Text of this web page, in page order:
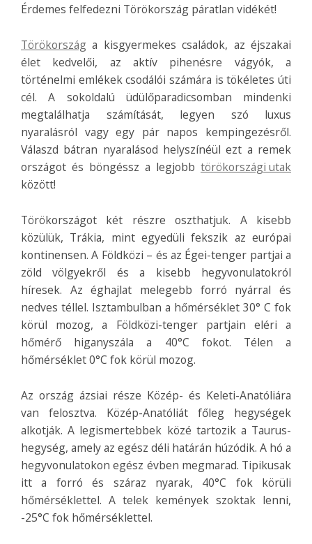
Érdemes felfedezni Törökország páratlan vidékét!
Törökország a kisgyermekes családok, az éjszakai
élet kedvelői, az aktív pihenésre vágyók, a
történelmi emlékek csodálói számára is tökéletes úti
cél. A sokoldalú üdülőparadicsomban mindenki
megtalálhatja számítását, legyen szó luxus
nyaralásról vagy egy pár napos kempingezésről.
Válaszd bátran nyaralásod helyszínéül ezt a remek
országot és böngéssz a legjobb törökországi utak
között!
Törökországot két részre oszthatjuk. A kisebb
közülük, Trákia, mint egyedüli fekszik az európai
kontinensen. A Földközi – és az Égei-tenger partjai a
zöld völgyekről és a kisebb hegyvonulatokról
híresek. Az éghajlat melegebb forró nyárral és
nedves téllel. Isztambulban a hőmérséklet 30° C fok
körül mozog, a Földközi-tenger partjain eléri a
hőmérő higanyszála a 40°C fokot. Télen a
hőmérséklet 0°C fok körül mozog.
Az ország ázsiai része Közép- és Keleti-Anatóliára
van felosztva. Közép-Anatóliát főleg hegységek
alkotják. A legismertebbek közé tartozik a Taurus-
hegység, amely az egész déli határán húzódik. A hó a
hegyvonulatokon egész évben megmarad. Tipikusak
itt a forró és száraz nyarak, 40°C fok körüli
hőmérséklettel. A telek kemények szoktak lenni,
-25°C fok hőmérséklettel.